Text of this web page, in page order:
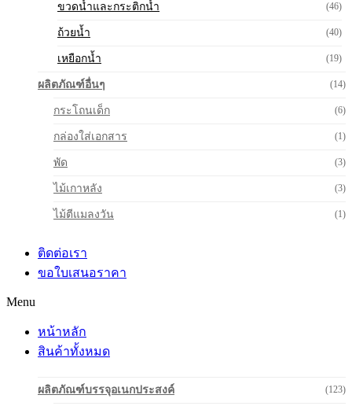
ขวดน้ำและกระติกน้ำ (46)
ถ้วยน้ำ (40)
เหยือกน้ำ (19)
ผลิตภัณฑ์อื่นๆ (14)
กระโถนเด็ก (6)
กล่องใส่เอกสาร (1)
พัด (3)
ไม้เกาหลัง (3)
ไม้ตีแมลงวัน (1)
ติดต่อเรา
ขอใบเสนอราคา
Menu
หน้าหลัก
สินค้าทั้งหมด
ผลิตภัณฑ์บรรจุอเนกประสงค์ (123)